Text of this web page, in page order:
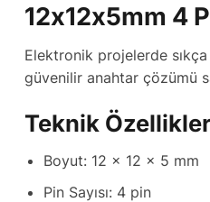
12x12x5mm 4
Elektronik projelerde
güvenilir anahtar çözümü
Teknik Özellikler
Boyut: 12 x 12 x 5 mm
Pin Sayısı: 4 pin